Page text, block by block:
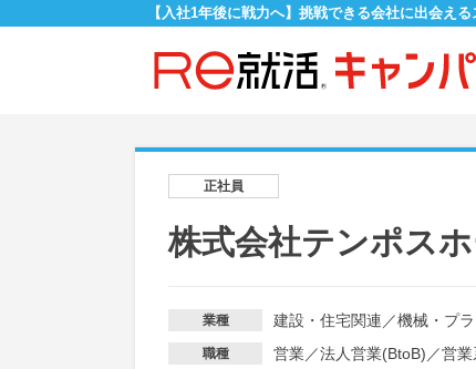
【入社1年後に戦力へ】挑戦できる会社に出会え
正社員
株式会社テンポス
業種 建設・住宅関連 ／機械・プ
職種 営業／法人営業(BtoB) ／営業